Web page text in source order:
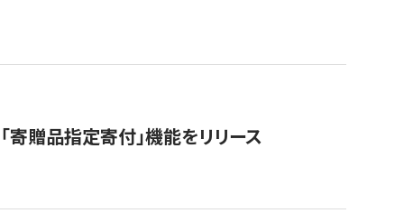
贈品指定寄付」機能をリリース